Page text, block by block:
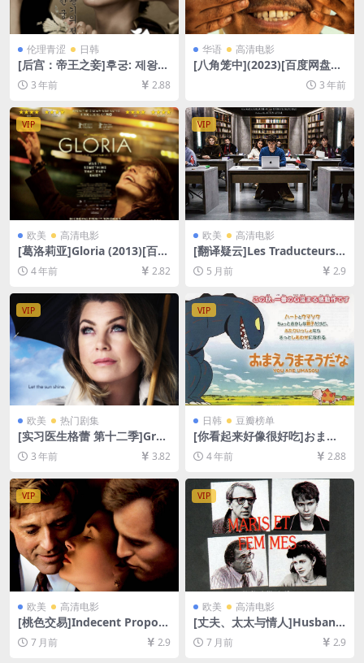
伦理青涩 日韩
[后宫：帝王之妾]후궁: 제왕의
첩 (2012)[百度网盘+迅雷云盘
资源1080P超清未删减][MP4/
7GB][韩语中字]
3 年前 2.88
华语 高清电影
[八角笼中](2023)[百度网盘
+夸克网盘1080P超清未删减
资源][网盘在线播放/下载][MP
4/7GB][中文字幕]
3 年前
VIP
欧美 高清电影
[葛洛莉亚]Gloria (2013)[百度
网盘+迅雷云盘资源1080P超
清未删减][MP4/7GB][中文字
4 年前 2.82
VIP
欧美 高清电影
[翻译疑云]Les Traducteurs
(2019)[百度网盘+夸克网盘10
80P超清未删减资源][网盘在
文字幕]
5 月前 2.9
VIP
欧美 热门剧集
[实习医生格蕾 第十二季]Gre
y’s Anatomy Season 12 (20
15)[百度网盘+夸克网盘1080P
超清未删减资源][网盘在线播
放/下载][MP4/66GB][奈飞官
方中字]
3 年前 3.82
VIP
日韩 豆瓣榜单
[你看起来好像很好吃]おまえ
うまそうだな (2010)[百度网
盘+迅雷云盘资源1080P超清
未删减][MP4/3.4GB][日语中
字]
4 年前 2.88
VIP
欧美 高清电影
[桃色交易]Indecent Proposa
l (1993)[百度网盘+夸克网盘1
080P超清未删减资源][网盘在
7 月前 2.9
VIP
欧美 高清电影
[丈夫、太太与情人]Husband
s and Wives (1992)[百度网
盘+夸克网盘1080P超清未删
7 月前 2.9